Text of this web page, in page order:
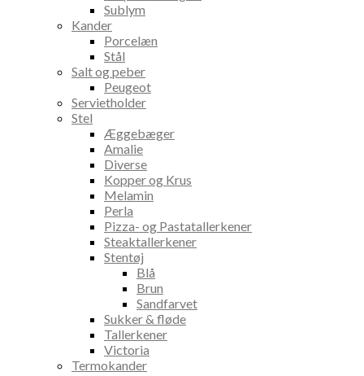
Sublym
Kander
Porcelæn
Stål
Salt og peber
Peugeot
Servietholder
Stel
Æggebæger
Amalie
Diverse
Kopper og Krus
Melamin
Perla
Pizza- og Pastatallerkener
Steaktallerkener
Stentøj
Blå
Brun
Sandfarvet
Sukker & fløde
Tallerkener
Victoria
Termokander